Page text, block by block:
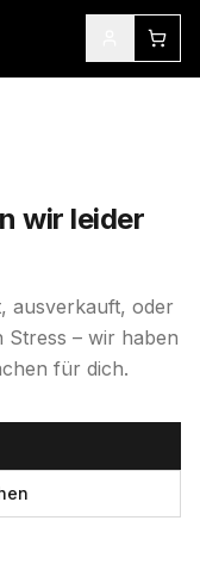
wir leider
ausverkauft, oder
Stress – wir haben
für dich.